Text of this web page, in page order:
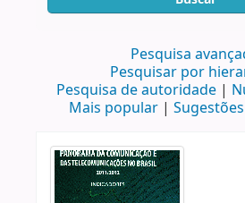
Pesquisa
Pesquisar por
Pesquisa de autoridade
Mais popular